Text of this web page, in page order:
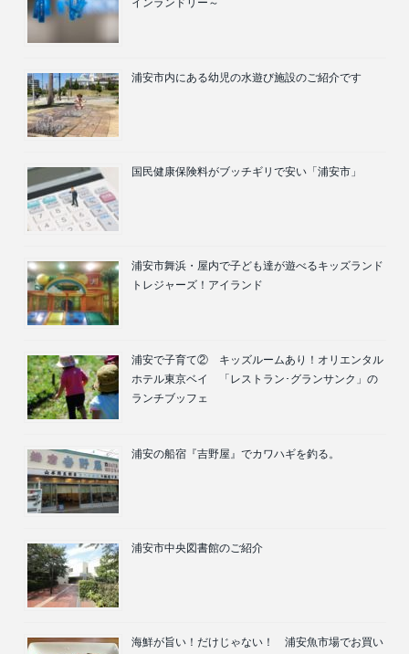
インランドリー～
浦安市内にある幼児の水遊び施設のご紹介です
国民健康保険料がブッチギリで安い「浦安市」
浦安市舞浜・屋内で子ども達が遊べるキッズランド
トレジャーズ！アイランド
浦安で子育て② キッズルームあり！オリエンタル
ホテル東京ベイ 「レストラン･グランサンク」の
ランチブッフェ
浦安の船宿『吉野屋』でカワハギを釣る。
浦安市中央図書館のご紹介
海鮮が旨い！だけじゃない！ 浦安魚市場でお買い